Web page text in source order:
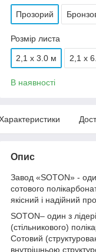
Прозорий
Розмір листа
2,1 х 3.0 м 2,1 х
В наявності
Опис
Завод «SOTON» -
сотового
якісний і надійний
SOTON– один з
(стільникового)
Сотовий
внутрішньою